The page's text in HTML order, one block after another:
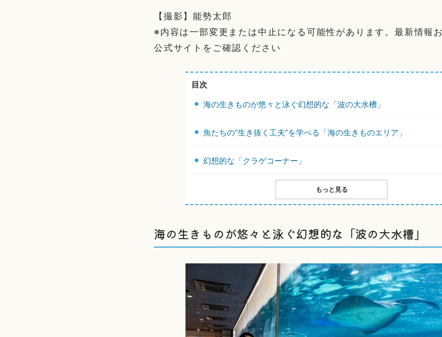
【撮影】能勢太郎
※内容は一部変更または中止になる可能性があります。最新情報
公式サイトをご確認ください
目次
海の生きものが悠々と泳ぐ幻想的な「波の大水槽」
魚たちの“生き抜く工夫”を学べる「海の生きものエリア」
幻想的な「クラゲコーナー」
もっと見る
海の生きものが悠々と泳ぐ幻想的な「波の大水槽」